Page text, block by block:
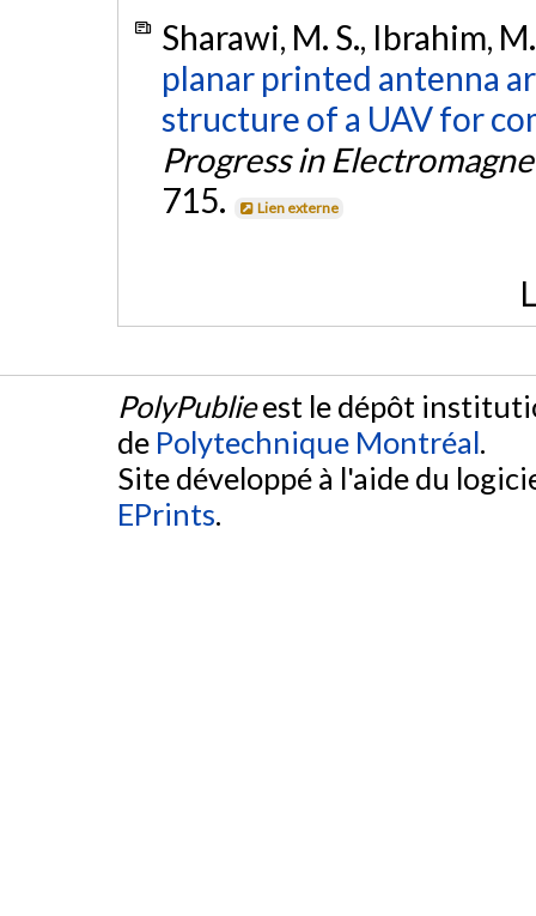
Sharawi, M. S., Ibrahim,
planar printed antenna
structure of a UAV for
Progress in
715.
Lien externe
PolyPublieest le dépôt
de Polytechnique Montréal.
Site développé à l'aide du
EPrints.